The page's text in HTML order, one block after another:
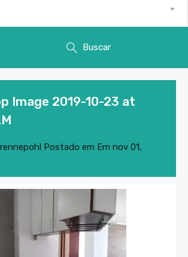
Buscar
Image 2019-10-23 at
Postado em Em nov 01,